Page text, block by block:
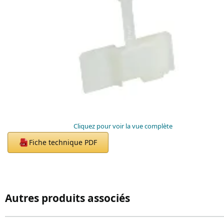
Cliquez pour voir la vue complète
PDF Fiche technique PDF
Autres produits associés